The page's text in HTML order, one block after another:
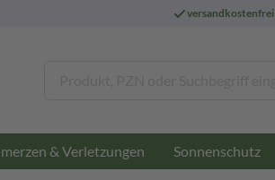
versandkostenfrei
& Verletzungen Sonnenschutz